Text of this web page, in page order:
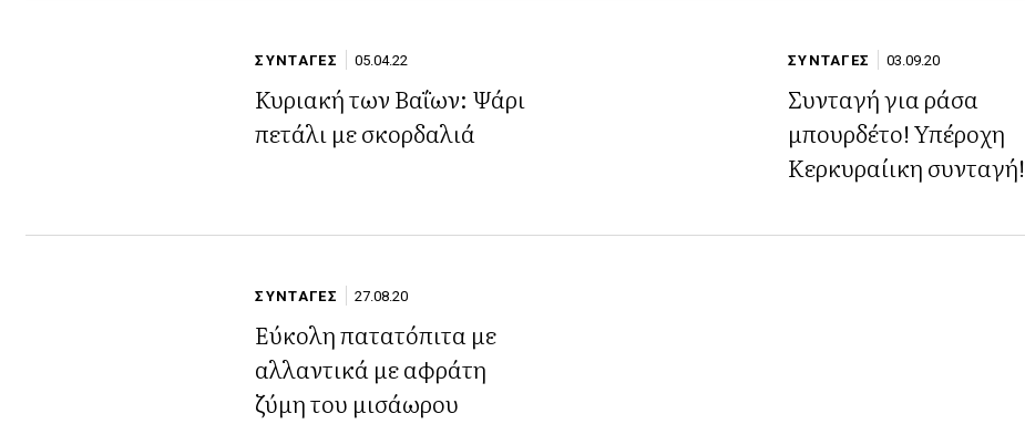
ΣΥΝΤΑΓΕΣ 05.04.22
Κυριακή των Βαΐων: Ψάρι
πετάλι με σκορδαλιά
ΣΥΝΤΑΓΕΣ 03.09.20
Συνταγή για ράσα
μπουρδέτο! Υπέροχη
Κερκυραίικη συνταγή!
ΣΥΝΤΑΓΕΣ 27.08.20
Εύκολη πατατόπιτα με
αλλαντικά με αφράτη
ζύμη του μισάωρου